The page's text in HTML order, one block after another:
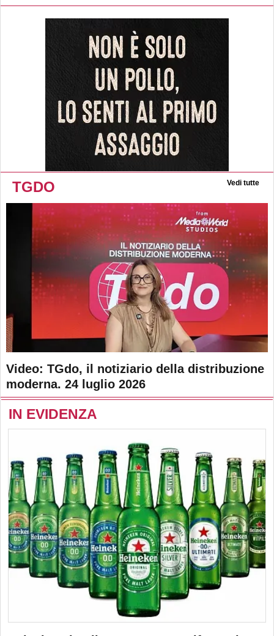
TGDO Vedi tutte
Video: TGdo, il notiziario della distribuzione
moderna. 24 luglio 2026
IN EVIDENZA